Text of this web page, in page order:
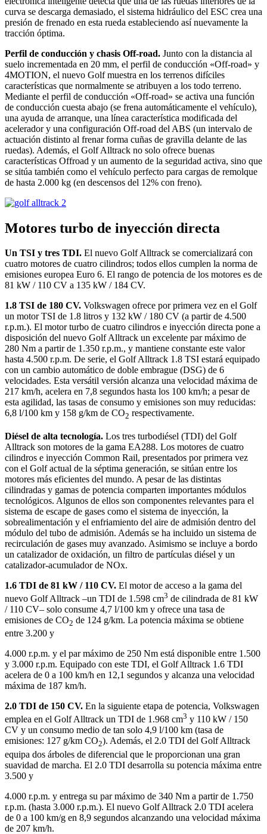
curva se descarga demasiado, el sistema hidráulico del ESC crea una
presión de frenado en esta rueda estableciendo así nuevamente la
tracción óptima.
Perfil de conducción y chasis Off-road. Junto con la distancia al
suelo incrementada en 20 mm, el perfil de conducción «Off-road» y
4MOTION, el nuevo Golf muestra en los terrenos difíciles
características que normalmente se atribuyen a los todo terreno.
Mediante el perfil de conducción «Off-road» se activa una función
de conducción cuesta abajo (se frena automáticamente el vehículo),
una ayuda de arranque, una línea característica modificada del
acelerador y una configuración Off-road del ABS (un intervalo de
actuación distinto al frenar forma cuñas de gravilla delante de las
ruedas). Además, el Golf Alltrack no solo ofrece buenas
características Offroad y un aumento de la seguridad activa, sino que
se sitúa también como el vehículo perfecto para cargas de remolque
de hasta 2.000 kg (en descensos del 12% con freno).
Motores turbo de inyección directa
Un TSI y tres TDI. El nuevo Golf Alltrack se comercializará con
cuatro motores de cuatro cilindros; todos ellos cumplen la norma de
emisiones europea Euro 6. El rango de potencia de los motores es de
81 kW / 110 CV a 135 kW / 184 CV.
1.8 TSI de 180 CV. Volkswagen ofrece por primera vez en el Golf
un motor TSI de 1.8 litros y 132 kW / 180 CV (a partir de 4.500
r.p.m.). El motor turbo de cuatro cilindros e inyección directa pone a
disposición del nuevo Golf Alltrack un excelente par máximo de
280 Nm a partir de 1.350 r.p.m., y mantiene constante este valor
hasta 4.500 r.p.m. De serie, el Golf Alltrack 1.8 TSI estará equipado
con un cambio automático de doble embrague (DSG) de 6
velocidades. Esta versátil versión alcanza una velocidad máxima de
217 km/h, acelera en 7,8 segundos hasta los 100 km/h; a pesar de
esta agilidad, las tasas de consumo y emisiones son muy reducidas:
6,8 l/100 km y 158 g/km de CO2 respectivamente.
Diésel de alta tecnología. Los tres turbodiésel (TDI) del Golf
Alltrack son motores de la gama EA288. Los motores de cuatro
cilindros e inyección Common Rail, presentados por primera vez
con el Golf actual de la séptima generación, se sitúan entre los
motores más eficientes del mundo. A pesar de las distintas
cilindradas y gamas de potencia comparten importantes módulos
tecnológicos. Algunos de ellos son componentes relevantes para el
sistema de escape de gases como el sistema de inyección, la
sobrealimentación y el enfriamiento del aire de admisión dentro del
módulo del tubo de admisión. Además se ha incluido un sistema de
recirculación de gases muy avanzado. Asimismo se incluye a bordo
un catalizador de oxidación, un filtro de partículas diésel y un
catalizador-acumulador de NOx.
1.6 TDI de 81 kW / 110 CV. El motor de acceso a la gama del
nuevo Golf Alltrack –un TDI de 1.598 cm3 de cilindrada de 81 kW
/ 110 CV– solo consume 4,7 l/100 km y ofrece una tasa de
emisiones de CO2 de 124 g/km. La potencia máxima se obtiene
entre 3.200 y
4.000 r.p.m. y el par máximo de 250 Nm está disponible entre 1.500
y 3.000 r.p.m. Equipado con este TDI, el Golf Alltrack 1.6 TDI
acelera de 0 a 100 km/h en 12,1 segundos y alcanza una velocidad
máxima de 187 km/h.
2.0 TDI de 150 CV. En la siguiente etapa de potencia, Volkswagen
emplea en el Golf Alltrack un TDI de 1.968 cm3 y 110 kW / 150
CV y un consumo medio de tan solo 4,9 l/100 km (tasa de
emisiones: 127 g/km CO2). Además, el 2.0 TDI del Golf Alltrack
equipa dos árboles de diferencial que le proporcionan una gran
suavidad de marcha. El 2.0 TDI desarrolla su potencia máxima entre
3.500 y
4.000 r.p.m. y entrega su par máximo de 340 Nm a partir de 1.750
r.p.m. (hasta 3.000 r.p.m.). El nuevo Golf Alltrack 2.0 TDI acelera
de 0 a 100 km/g en 8,9 segundos alcanzando una velocidad máxima
de 207 km/h.